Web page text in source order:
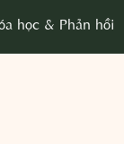
học & Phản hồi